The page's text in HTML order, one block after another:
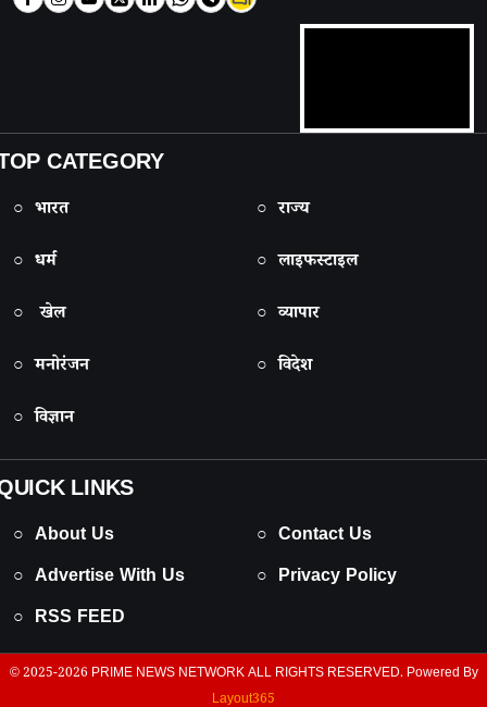
CATEGORY
○ भारत
○ राज्य
○ धर्म
○ लाइफस्टाइल
○ खेल
○ व्यापार
○ मनोरंजन
○ विदेश
○ विज्ञान
LINKS
○ About Us
○ Contact Us
○ Advertise With Us
○ Privacy Policy
○ RSS FEED
© 2025-2026 PRIME NEWS NETWORKALL RIGHTS RESERVED. Powered By
Layout365